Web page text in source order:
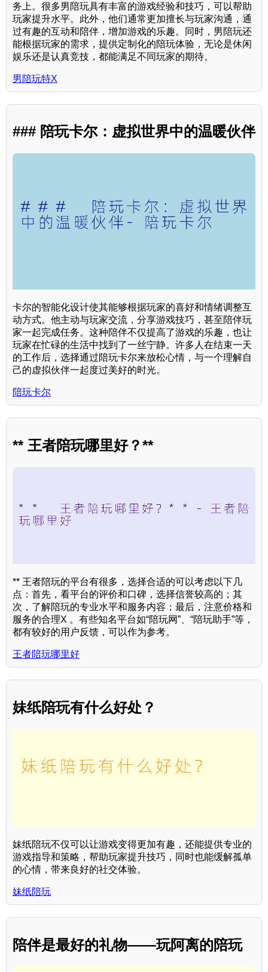
务上。很多男陪玩具有丰富的游戏经验和技巧，可以帮助
玩家提升水平。此外，他们通常更加擅长与玩家沟通，通
过有趣的互动和陪伴，增加游戏的乐趣。同时，男陪玩还
能根据玩家的需求，提供定制化的陪玩体验，无论是休闲
娱乐还是认真竞技，都能满足不同玩家的期待。
男陪玩特X
### 陪玩卡尔：虚拟世界中的温暖伙伴
卡尔的智能化设计使其能够根据玩家的喜好和情绪调整互
动方式。他主动与玩家交流，分享游戏技巧，甚至陪伴玩
家一起完成任务。这种陪伴不仅提高了游戏的乐趣，也让
玩家在忙碌的生活中找到了一丝宁静。许多人在结束一天
的工作后，选择通过陪玩卡尔来放松心情，与一个理解自
己的虚拟伙伴一起度过美好的时光。
陪玩卡尔
** 王者陪玩哪里好？**
** 王者陪玩的平台有很多，选择合适的可以考虑以下几
点：首先，看平台的评价和口碑，选择信誉较高的；其
次，了解陪玩的专业水平和服务内容；最后，注意价格和
服务的合理X 。有些知名平台如“陪玩网”、“陪玩助手”等，
都有较好的用户反馈，可以作为参考。
王者陪玩哪里好
妹纸陪玩有什么好处？
妹纸陪玩不仅可以让游戏变得更加有趣，还能提供专业的
游戏指导和策略，帮助玩家提升技巧，同时也能缓解孤单
的心情，带来良好的社交体验。
妹纸陪玩
陪伴是最好的礼物——玩阿离的陪玩